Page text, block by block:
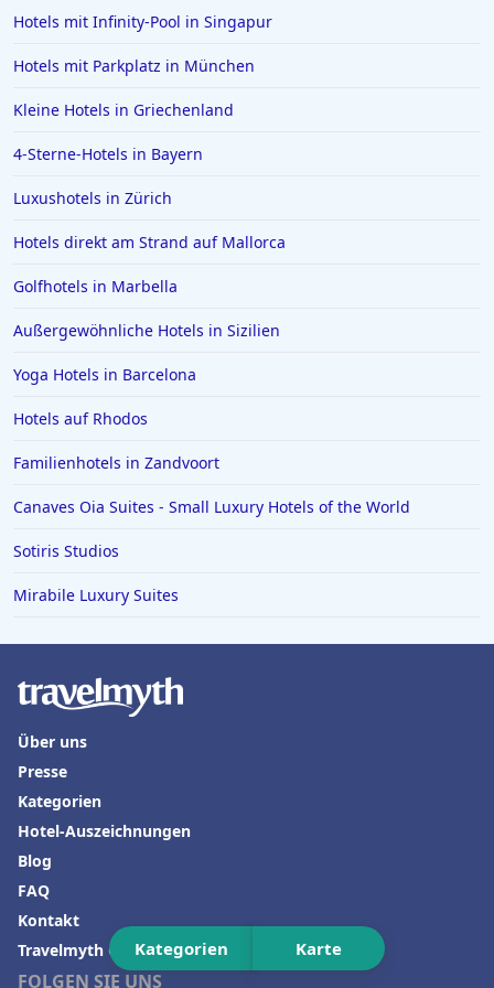
Hotels in Usedom Town
Hotels in Mainz
Hotels in Zürich
Hotels in Verona
Hotels in Niedersachsen
Hotels in Sonthofen
Hotels in Kühtai
Hotels in Würmern
Kategorien Karte
Hotels mit Infinity-Pool in Singapur
Hotels mit Parkplatz in München
Kleine Hotels in Griechenland
4-Sterne-Hotels in Bayern
Luxushotels in Zürich
Hotels direkt am Strand auf Mallorca
Golfhotels in Marbella
Außergewöhnliche Hotels in Sizilien
Yoga Hotels in Barcelona
Hotels auf Rhodos
Familienhotels in Zandvoort
Canaves Oia Suites - Small Luxury Hotels of the World
Sotiris Studios
Mirabile Luxury Suites
FOLGEN SIE UNS
Über uns
Presse
Kategorien
Hotel-Auszeichnungen
Blog
FAQ
Kontakt
Travelmyth GPT